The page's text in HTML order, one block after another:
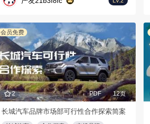
会员免费
2 PDF 12页
长城汽车品牌市场部可行性合作探索简案